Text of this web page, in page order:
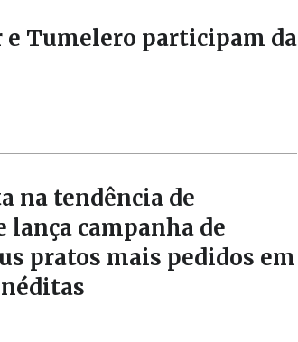
Tumelero participam da
na tendência de
campanha de
pratos mais pedidos em